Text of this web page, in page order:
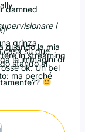
damned
i
)
grinza.
quando la mia
casa su due
in streaming
le immagini di
stando al
ok. Un bel
ma perché